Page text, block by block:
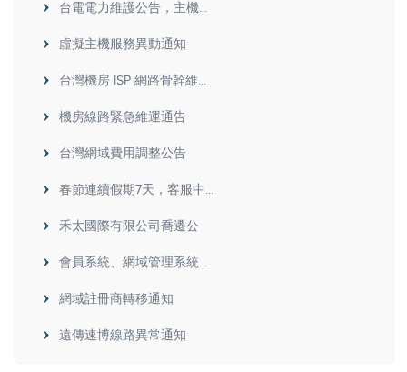
台電電力維護公告，主機...
虛擬主機服務異動通知
台灣機房 ISP 網路骨幹維...
機房線路緊急維運通告
台灣網域費用調整公告
春節連續假期7天，客服中...
禾太國際有限公司喬遷公
會員系統、網域管理系統...
網域註冊商轉移通知
遠傳速博線路異常通知